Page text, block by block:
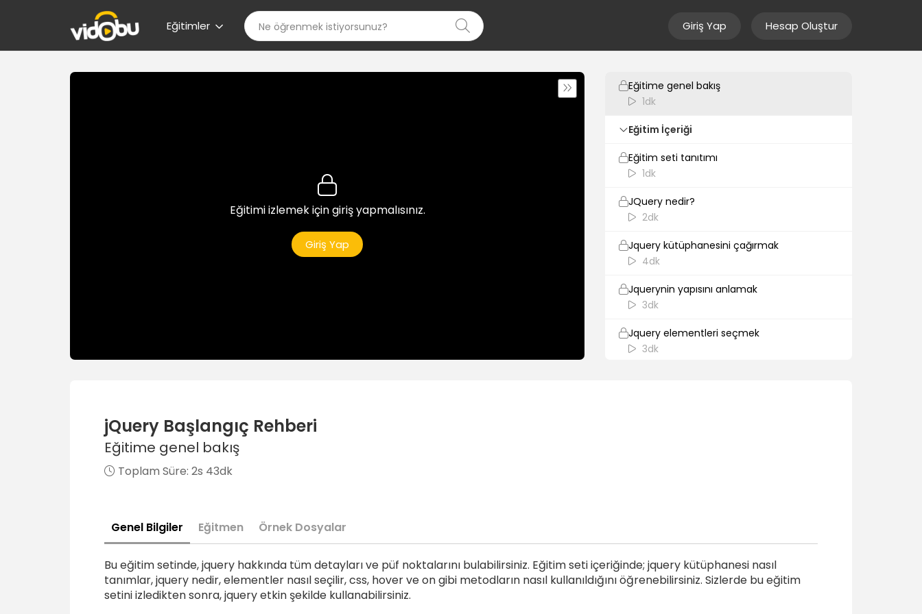
Eğitimler Giriş Yap Hesap Oluştur
Eğitimi izlemek için giriş yapmalısınız.
Giriş Yap
Eğitime genel bakış
1dk
Eğitim İçeriği
Eğitim seti tanıtımı
1dk
JQuery nedir?
2dk
Jquery kütüphanesini çağırmak
4dk
Jquerynin yapısını anlamak
3dk
Jquery elementleri seçmek
3dk
4dk
jQuery Başlangıç Rehberi
Eğitime genel bakış
Toplam Süre: 2s 43dk
Genel Bilgiler Eğitmen Örnek Dosyalar
Bu eğitim setinde, jquery hakkında tüm detayları ve püf noktalarını bulabilirsiniz. Eğitim seti içeriğinde; jquery kütüphanesi nasıl
tanımlar, jquery nedir, elementler nasıl seçilir, css, hover ve on gibi metodların nasıl kullanıldığını öğrenebilirsiniz. Sizlerde bu eğitim
setini izledikten sonra, jquery etkin şekilde kullanabilirsiniz.